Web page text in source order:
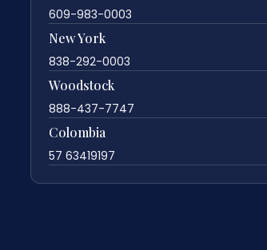
609-983-0003
New York
838-292-0003
Woodstock
888-437-7747
Colombia
57 63419197